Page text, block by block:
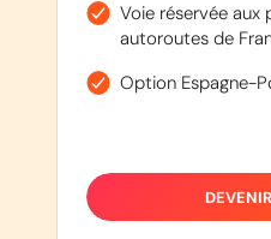
Voie réservée aux
autoroutes de
Option Espagne-